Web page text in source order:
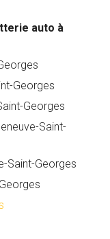
auto à
Georges
Georges
Saint-
Saint-Georges